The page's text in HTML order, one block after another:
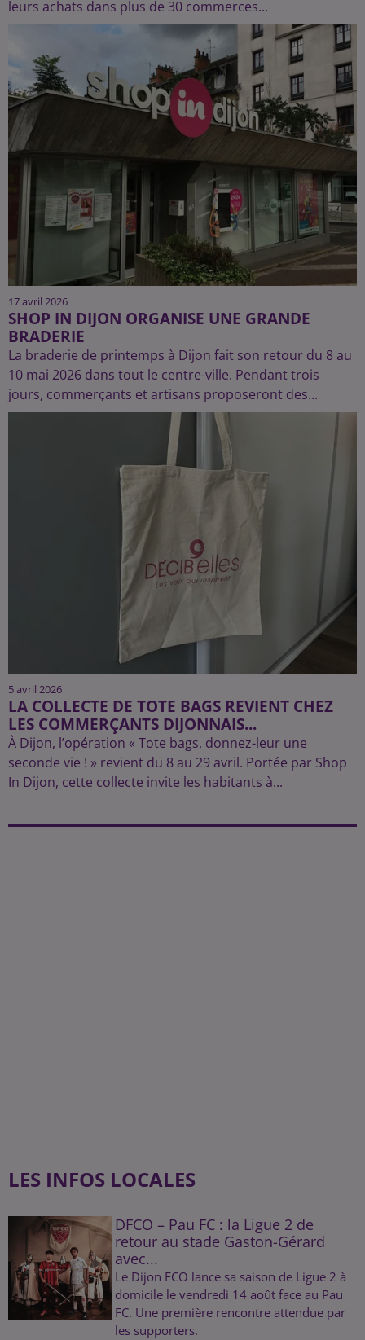
leurs achats dans plus de 30 commerces...
17 avril 2026
SHOP IN DIJON ORGANISE UNE GRANDE
BRADERIE
La braderie de printemps à Dijon fait son retour du 8 au
10 mai 2026 dans tout le centre-ville. Pendant trois
jours, commerçants et artisans proposeront des...
5 avril 2026
LA COLLECTE DE TOTE BAGS REVIENT CHEZ
LES COMMERÇANTS DIJONNAIS...
À Dijon, l’opération « Tote bags, donnez-leur une
seconde vie ! » revient du 8 au 29 avril. Portée par Shop
In Dijon, cette collecte invite les habitants à...
LES INFOS LOCALES
DFCO – Pau FC : la Ligue 2 de
retour au stade Gaston-Gérard
avec...
Le Dijon FCO lance sa saison de Ligue 2 à
domicile le vendredi 14 août face au Pau
FC. Une première rencontre attendue par
les supporters.